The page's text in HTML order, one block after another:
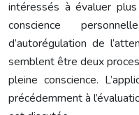
intéressés à évaluer
conscience
d’autorégulation de
semblent être deux
pleine conscience.
précédemment à